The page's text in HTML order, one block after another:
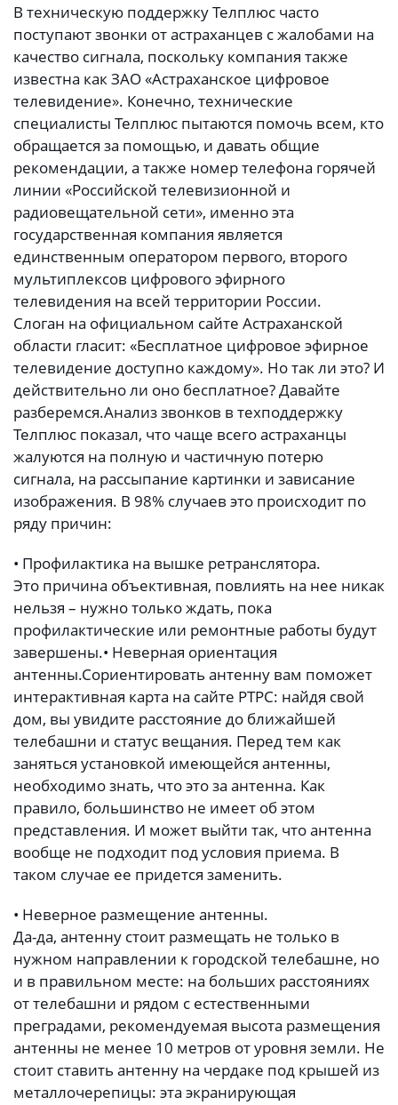
В техническую поддержку Телплюс часто
поступают звонки от астраханцев с жалобами на
качество сигнала, поскольку компания также
известна как ЗАО «Астраханское цифровое
телевидение». Конечно, технические
специалисты Телплюс пытаются помочь всем, кто
обращается за помощью, и давать общие
рекомендации, а также номер телефона горячей
линии «Российской телевизионной и
радиовещательной сети», именно эта
государственная компания является
единственным оператором первого, второго
мультиплексов цифрового эфирного
телевидения на всей территории России.
Слоган на официальном сайте Астраханской
области гласит: «Бесплатное цифровое эфирное
телевидение доступно каждому». Но так ли это? И
действительно ли оно бесплатное? Давайте
разберемся.Анализ звонков в техподдержку
Телплюс показал, что чаще всего астраханцы
жалуются на полную и частичную потерю
сигнала, на рассыпание картинки и зависание
изображения. В 98% случаев это происходит по
ряду причин:
• Профилактика на вышке ретранслятора.
Это причина объективная, повлиять на нее никак
нельзя – нужно только ждать, пока
профилактические или ремонтные работы будут
завершены.• Неверная ориентация
антенны.Сориентировать антенну вам поможет
интерактивная карта на сайте РТРС: найдя свой
дом, вы увидите расстояние до ближайшей
телебашни и статус вещания. Перед тем как
заняться установкой имеющейся антенны,
необходимо знать, что это за антенна. Как
правило, большинство не имеет об этом
представления. И может выйти так, что антенна
вообще не подходит под условия приема. В
таком случае ее придется заменить.
• Неверное размещение антенны.
Да-да, антенну стоит размещать не только в
нужном направлении к городской телебашне, но
и в правильном месте: на больших расстояниях
от телебашни и рядом с естественными
преградами, рекомендуемая высота размещения
антенны не менее 10 метров от уровня земли. Не
стоит ставить антенну на чердаке под крышей из
металлочерепицы: эта экранирующая